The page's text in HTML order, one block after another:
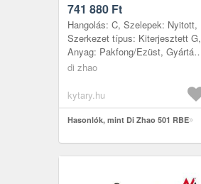
741 880 Ft
Hangolás: C, Szelepek: Nyitott,
Szerkezet típus: Kiterjesztett G,
Anyag: Pakfong/Ezüst, Gyártás
helye: Tajvan
di zhao
kytary.hu
Hasonlók, mint Di Zhao 501 RBE